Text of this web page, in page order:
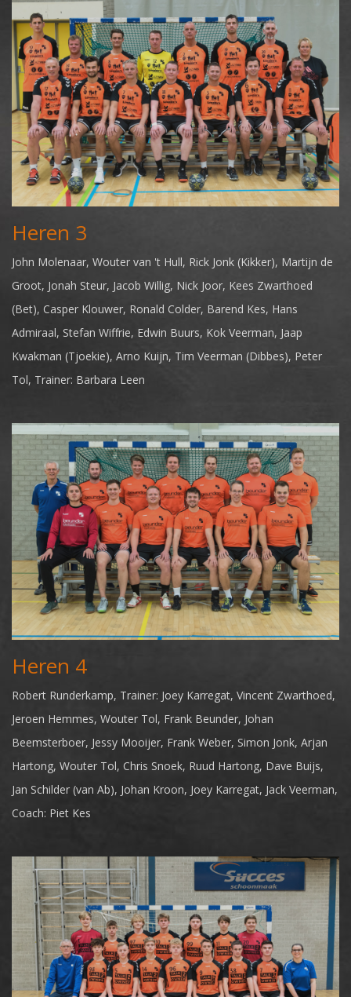
Heren 3
John Molenaar, Wouter van 't Hull, Rick Jonk (Kikker), Martijn de
Groot, Jonah Steur, Jacob Willig, Nick Joor, Kees Zwarthoed
(Bet), Casper Klouwer, Ronald Colder, Barend Kes, Hans
Admiraal, Stefan Wiffrie, Edwin Buurs, Kok Veerman, Jaap
Kwakman (Tjoekie), Arno Kuijn, Tim Veerman (Dibbes), Peter
Tol, Trainer: Barbara Leen
Heren 4
Robert Runderkamp, Trainer: Joey Karregat, Vincent Zwarthoed,
Jeroen Hemmes, Wouter Tol, Frank Beunder, Johan
Beemsterboer, Jessy Mooijer, Frank Weber, Simon Jonk, Arjan
Hartong, Wouter Tol, Chris Snoek, Ruud Hartong, Dave Buijs,
Jan Schilder (van Ab), Johan Kroon, Joey Karregat, Jack Veerman,
Coach: Piet Kes